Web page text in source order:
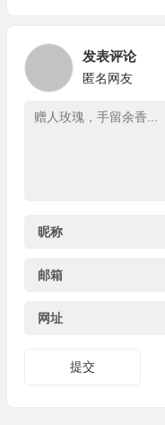
发表评论
匿名网友
昵称
邮箱
网址
提交